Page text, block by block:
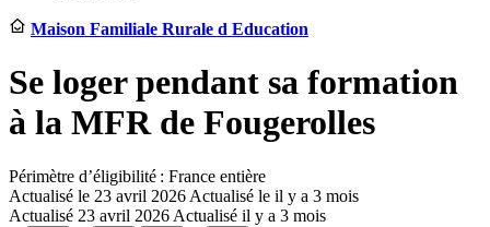
Maison Familiale Rurale d Education
Se loger pendant sa formation
à la MFR de Fougerolles
Périmètre d’éligibilité : France entière
Actualisé le 23 avril 2026 Actualisé le il y a 3 mois
Actualisé 23 avril 2026 Actualisé il y a 3 mois